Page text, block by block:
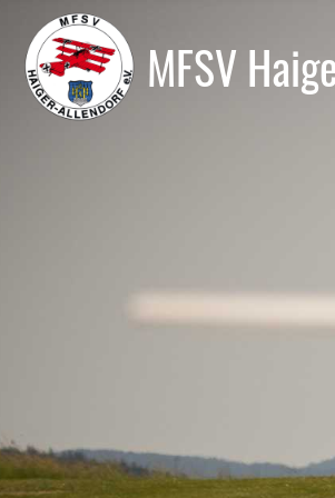
MFSV